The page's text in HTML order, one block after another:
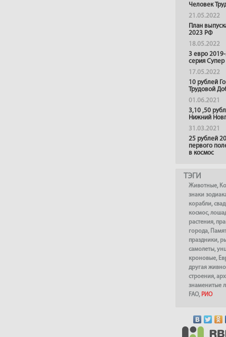
Человек
21.05.2022
План
2023 РФ
18.05.2022
3 евро
серия
17.05.2022
10 рублей
Трудовой
01.06.2021
3,10 ,50
Нижний
31.03.2021
25 рублей
первого
в космос
ТЭГИ
Животные,
знаки
корабли,
космос,
растения,
города,
праздники,
самолеты,
кроновые,
другая
строения,
знаменитые
FAO, РИО